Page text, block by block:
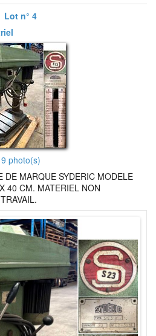
Lot n° 4
9 photo(s)
DE MARQUE SYDERIC MODELE
40 CM. MATERIEL NON